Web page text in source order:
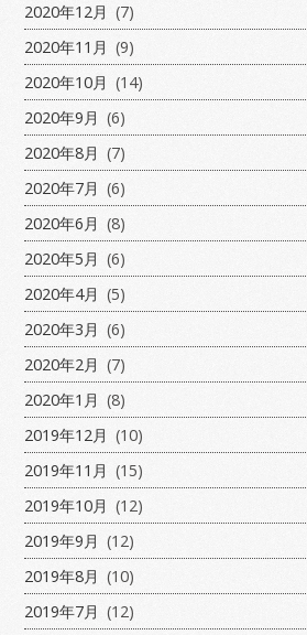
2020年12月 (7)
2020年11月 (9)
2020年10月 (14)
2020年9月 (6)
2020年8月 (7)
2020年7月 (6)
2020年6月 (8)
2020年5月 (6)
2020年4月 (5)
2020年3月 (6)
2020年2月 (7)
2020年1月 (8)
2019年12月 (10)
2019年11月 (15)
2019年10月 (12)
2019年9月 (12)
2019年8月 (10)
2019年7月 (12)